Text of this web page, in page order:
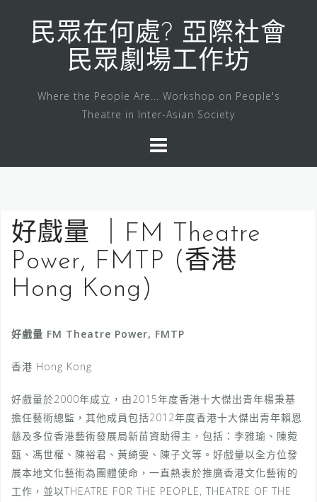
content民眾在何處? 亞際社會
民眾劇場工作坊
Where the People Are... Workshop on People's
Theatre in Inter-Asian Society
好戲量 ｜FM Theatre
Power, FMTP (香港
Hong Kong)
好戲量 FM Theatre Power, FMTP
香港 Hong Kong
好戲量於2000年成立，由2015年度香港十大傑出青年楊秉基
擔任藝術總監，其他成員包括2012年度香港十大傑出青年賴恩
慈及多位香港藝術發展局新苗資助得主，包括：李雅瑜、陳菀
甄、馮世權、陳裕君、黃綺雯、陳子文等。好戲量以全方位發
展本地文化藝術為團體使命，一直熱衷於推廣香港文化藝術的
工作，並以THEATRE FOR THE PEOPLE, THEATRE OF THE